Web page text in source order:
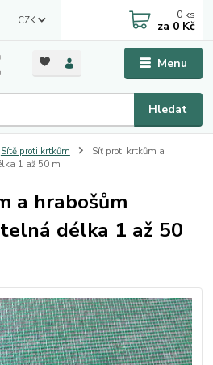
Menu
CZK
Hledat
0 ks
za 0 Kč
Sítě proti krtkům
Síť proti krtkům a
1 až 50 m
a hrabošům
délka 1 až 50